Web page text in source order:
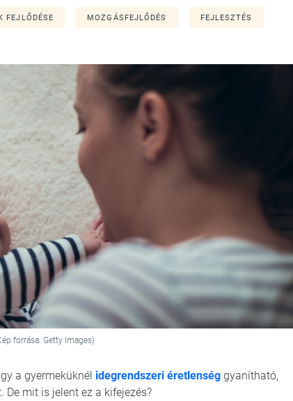
FEJLŐDÉSE MOZGÁSFEJLŐDÉS FEJLESZTÉS
forrása: Getty Images)
a gyermeküknél idegrendszeri éretlenség gyanítható,
mit is jelent ez a kifejezés?